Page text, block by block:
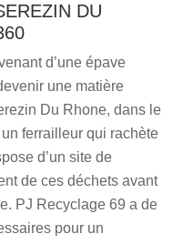
DU
d’une épave
une matière
Du Rhone, dans le
ferrailleur qui rachète
d’un site de
de ces déchets avant
PJ Recyclage 69 a de
pour un